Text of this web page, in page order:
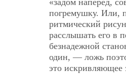
«задом наперед,
погремушку. Или,
ритмический
расслышать его в
безнадежной
один, — ложь
это искривляющее